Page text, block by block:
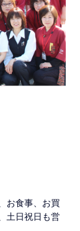
お食事、お買
土日祝日も営